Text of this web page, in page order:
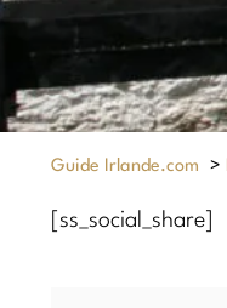
Guide Irlande.com >
[ss_social_share]